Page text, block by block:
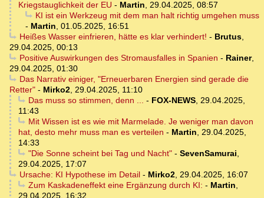
Kriegstauglichkeit der EU - Martin, 29.04.2025, 08:57
KI ist ein Werkzeug mit dem man halt richtig umgehen muss
- Martin, 01.05.2025, 16:51
Heißes Wasser einfrieren, hätte es klar verhindert! - Brutus,
29.04.2025, 00:13
Positive Auswirkungen des Stromausfalles in Spanien - Rainer,
29.04.2025, 01:30
Das Narrativ einiger, "Erneuerbaren Energien sind gerade die
Retter" - Mirko2, 29.04.2025, 11:10
Das muss so stimmen, denn ... - FOX-NEWS, 29.04.2025,
11:43
Mit Wissen ist es wie mit Marmelade. Je weniger man davon
hat, desto mehr muss man es verteilen - Martin, 29.04.2025,
14:33
"Die Sonne scheint bei Tag und Nacht"- SevenSamurai,
29.04.2025, 17:07
Ursache: KI Hypothese im Detail- Mirko2, 29.04.2025, 16:07
Zum Kaskadeneffekt eine Ergänzung durch KI: - Martin,
29.04.2025, 16:32